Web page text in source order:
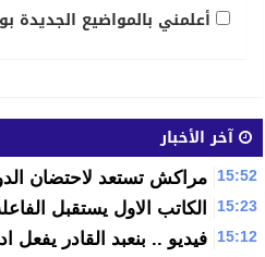
أعلمني بالمواضيع الجديدة
آخر الأخبار
15:52 مراكش تستعد لاحتضان الدورة 11 للمنتـدى العالـمي حـول الهجـرة
15:23 الكاتب الاول يستقبل
15:12 فيديو .. بنعبد القادر يفعل